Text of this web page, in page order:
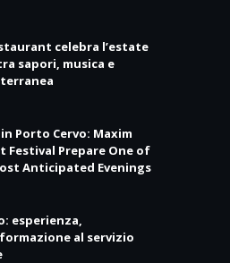
celebra l’estate
sapori, musica e
Porto Cervo: Maxim
Festival Prepare One of
Anticipated Evenings
esperienza,
al servizio